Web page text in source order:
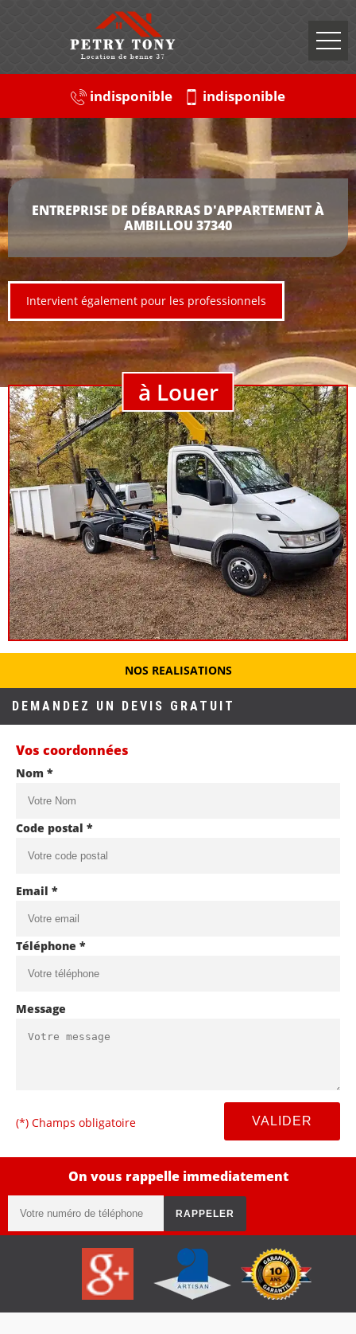
indisponible indisponible
ENTREPRISE DE DÉBARRAS D'APPARTEMENT À
AMBILLOU 37340
Intervient également pour les professionnels
à Louer
NOS REALISATIONS
DEMANDEZ UN DEVIS GRATUIT
Vos coordonnées
Nom *
Code postal *
Email *
Téléphone *
Message
(*) Champs obligatoire
On vous rappelle immediatement